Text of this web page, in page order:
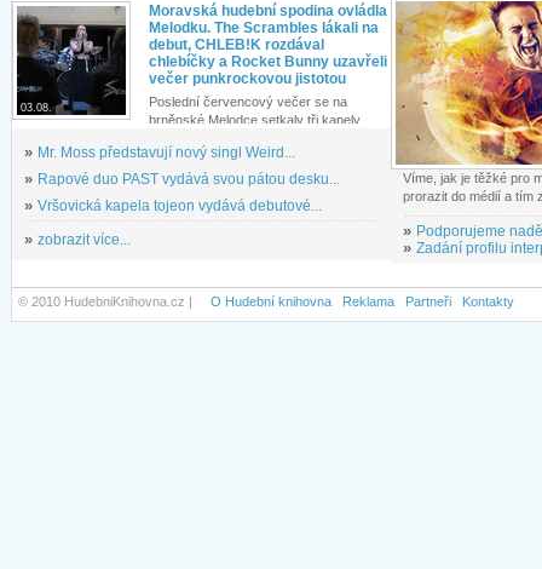
03.08.
Moravská hudební spodina ovládla
Melodku. The Scrambles lákali na
debut, CHLEB!K rozdával
chlebíčky a Rocket Bunny uzavřeli
večer punkrockovou jistotou
Poslední červencový večer se na
brněnské Melodce setkaly tři kapely...
» Mr. Moss představují nový singl Weird...
» Rapové duo PAST vydává svou pátou desku...
» Vršovická kapela tojeon vydává debutové...
» zobrazit více...
Víme, jak je těžké pro
prorazit do médií a tím
» Podporujeme
» Zadání profilu
© 2010 HudebniKnihovna.cz | O Hudební knihovna Reklama Partneři Kontakty